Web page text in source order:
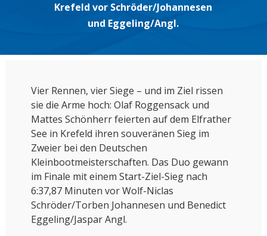
Krefeld vor Schröder/Johannesen
und Eggeling/Angl.
Vier Rennen, vier Siege – und im Ziel rissen
sie die Arme hoch: Olaf Roggensack und
Mattes Schönherr feierten auf dem Elfrather
See in Krefeld ihren souveränen Sieg im
Zweier bei den Deutschen
Kleinbootmeisterschaften. Das Duo gewann
im Finale mit einem Start-Ziel-Sieg nach
6:37,87 Minuten vor Wolf-Niclas
Schröder/Torben Johannesen und Benedict
Eggeling/Jaspar Angl.